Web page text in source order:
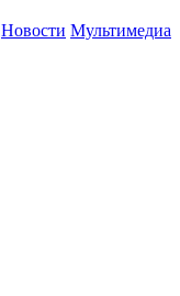
Новости Мультимедиа